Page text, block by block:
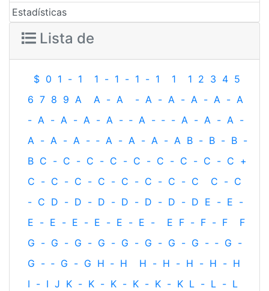
Estadísticas
Lista de
$ 0 1 - 1 1 - 1 - 1 - 1 1 1 2 3 4 5
6 7 8 9 A A - A - A - A - A - A - A
- A - A - A - A - ‐ A - ‐ - A - A - A -
A - A - A - ‐ A - A - A - A B - B - B -
B C - C - C - C - C - C - C - C - C +
C - C - C - C - C - C - C - C C - C
- C D - D - D - D - D - D - D E - E -
E - E - E - E - E - E - E F - F - F
F
G - G - G - G - G - G - G - G - ‐ G -
G - ‐ G - G H ‐ H H - H - H - H - H
I - I J K - K - K - K - K - K L - L - L